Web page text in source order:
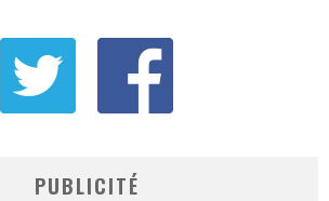
PUBLICITÉ